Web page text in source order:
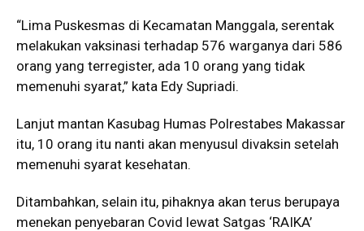
“Lima Puskesmas di Kecamatan Manggala, serentak
melakukan vaksinasi terhadap 576 warganya dari 586
orang yang terregister, ada 10 orang yang tidak
memenuhi syarat,” kata Edy Supriadi.
Lanjut mantan Kasubag Humas Polrestabes Makassar
itu, 10 orang itu nanti akan menyusul divaksin setelah
memenuhi syarat kesehatan.
Ditambahkan, selain itu, pihaknya akan terus berupaya
menekan penyebaran Covid lewat Satgas ‘RAIKA’